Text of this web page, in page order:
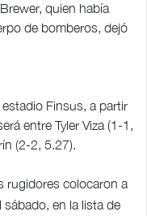
quien había
de bomberos, dejó
Finsus, a partir
entre Tyler Viza (1-1,
(2-2, 5.27).
rugidores colocaron a
sábado, en la lista de